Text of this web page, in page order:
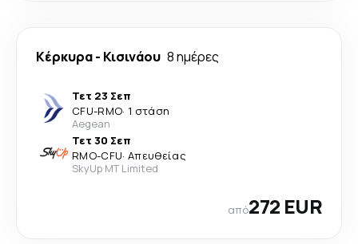
Κέρκυρα- Κισινάου 8 ημέρες
Τετ 23 Σεπ
CFU-RMO· 1 στάση
Aegean
Τετ 30 Σεπ
RMO-CFU· Απευθείας
SkyUp MT Limited
από272 EUR